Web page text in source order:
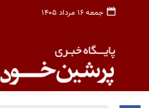
جمعه ۱۶ مرداد ۱۴۰۵